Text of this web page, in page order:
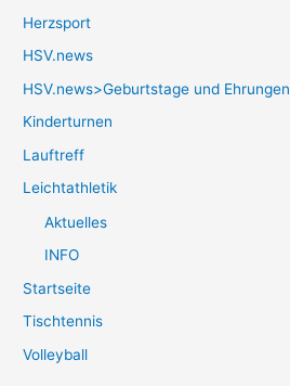
Herzsport
HSV.news
HSV.news>Geburtstage und Ehrungen
Kinderturnen
Lauftreff
Leichtathletik
Aktuelles
INFO
Startseite
Tischtennis
Volleyball